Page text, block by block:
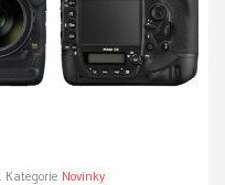
Novinky